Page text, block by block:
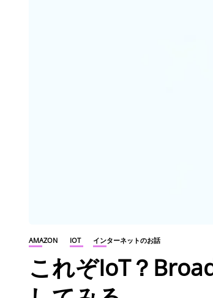
AMAZON IOT インターネットのお話
これぞIoT？